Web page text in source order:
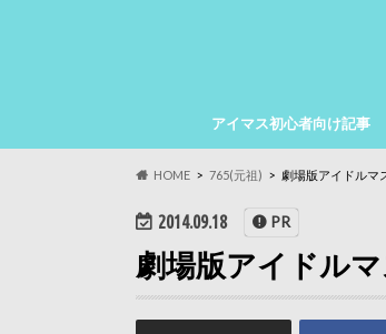
アイマス初心者向け記事
HOME 765(元祖) 劇場版アイドルマ
2014.09.18 PR
劇場版アイドル